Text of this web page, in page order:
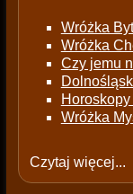
Wróżka
Wróżka
Czy jemu
Wróżka
Czytaj więcej...